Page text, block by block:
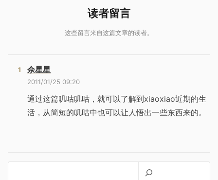
佘星星
2011/01/25 09:20
通过这篇叽咕叽咕，就可以了解到xiaoxiao近期的生
活，从简短的叽咕中也可以让人悟出一些东西来的。